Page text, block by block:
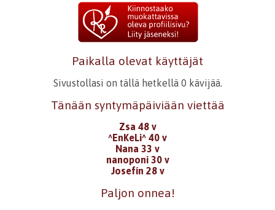
Paikalla olevat käyttäjät
Sivustollasi on tällä hetkellä 0 kävijää.
Tänään syntymäpäiviään viettää
Zsa 48 v
^EnKeLi^ 40 v
Nana 33 v
nanoponi 30 v
Josefín 28 v
Paljon onnea!